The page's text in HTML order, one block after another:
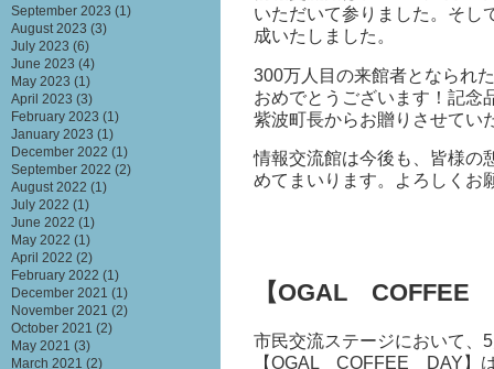
いただいて参りました。そし
成いたしました。
300万人目の来館者となられ
おめでとうございます！記念
紫波町長からお贈りさせてい
情報交流館は今後も、皆様の
めてまいります。よろしくお
【OGAL COFFEE
市民交流ステージにおいて、
【OGAL COFFEE DAY】
September 2023 (1)
August 2023 (3)
July 2023 (6)
June 2023 (4)
May 2023 (1)
April 2023 (3)
February 2023 (1)
January 2023 (1)
December 2022 (1)
September 2022 (2)
August 2022 (1)
July 2022 (1)
June 2022 (1)
May 2022 (1)
April 2022 (2)
February 2022 (1)
December 2021 (1)
November 2021 (2)
October 2021 (2)
May 2021 (3)
March 2021 (2)